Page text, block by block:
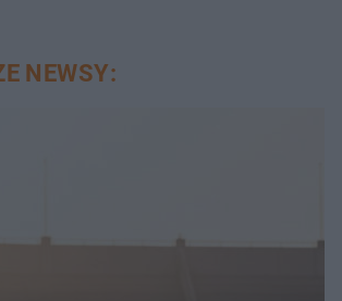
NEWSY: